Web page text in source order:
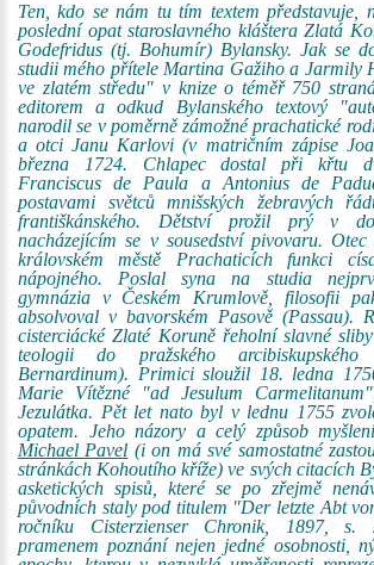
Ten, kdo se nám tu tím textem představuje,
poslední opat staroslavného kláštera Zlatá
Godefridus (tj. Bohumír) Bylansky. Jak se
studii mého přítele Martina Gažiho a Jarmily
ve zlatém středu" v knize o téměř 750
editorem a odkud Bylanského textový
narodil se v poměrně zámožné prachatické
a otci Janu Karlovi (v matričním zápise
března 1724. Chlapec dostal při křtu
Franciscus de Paula a Antonius de
postavami světců mnišských žebravých
františkánského. Dětství prožil prý v
nacházejícím se v sousedství pivovaru.
královském městě Prachaticích funkci
nápojného. Poslal syna na studia
gymnázia v Českém Krumlově, filosofii
absolvoval v bavorském Pasově (Passau).
cisterciácké Zlaté Koruně řeholní slavné
teologii do pražského
Bernardinum). Primici sloužil 18. ledna
Marie Vítězné "ad Jesulum
Jezulátka. Pět let nato byl v lednu 1755
opatem. Jeho názory a celý způsob
Michael Pavel (i on má své samostatné
stránkách Kohoutího kříže) ve svých citacích
asketických spisů, které se po zřejmě
původních staly pod titulem "Der letzte Abt
ročníku Cisterzienser Chronik, 1897, s.
pramenem poznání nejen jedné osobnosti,